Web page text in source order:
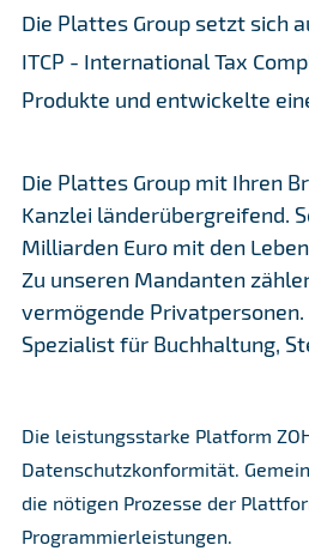
Die Plattes Group setzt sich
ITCP - International Tax
Produkte und entwickelte
Die Plattes Group mit Ihren
Kanzlei länderübergreifend.
Milliarden Euro mit den
Zu unseren Mandanten
vermögende
Spezialist für Buchhaltung,
Die leistungsstarke Platform
Datenschutzkonformität.
die nötigen Prozesse der
Programmierleistungen.